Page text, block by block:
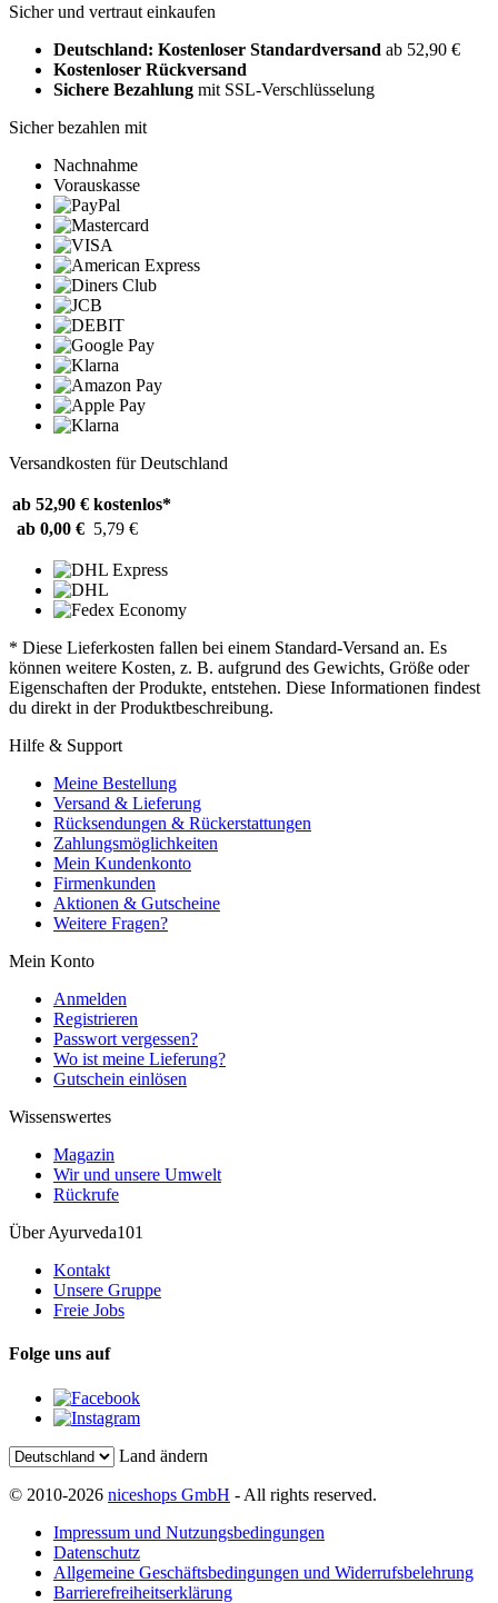
Sicher und vertraut einkaufen
Deutschland: Kostenloser Standardversand ab 52,90 €
Kostenloser Rückversand
Sichere Bezahlung mit SSL-Verschlüsselung
Sicher bezahlen mit
Nachnahme
Vorauskasse
Versandkosten für Deutschland
ab 52,90 € kostenlos*
ab 0,00 € 5,79 €
* Diese Lieferkosten fallen bei einem Standard-Versand an. Es
können weitere Kosten, z. B. aufgrund des Gewichts, Größe oder
Eigenschaften der Produkte, entstehen. Diese Informationen findest
du direkt in der Produktbeschreibung.
Hilfe & Support
Meine Bestellung
Versand & Lieferung
Rücksendungen & Rückerstattungen
Zahlungsmöglichkeiten
Mein Kundenkonto
Firmenkunden
Aktionen & Gutscheine
Weitere Fragen?
Mein Konto
Anmelden
Registrieren
Passwort vergessen?
Wo ist meine Lieferung?
Gutschein einlösen
Wissenswertes
Magazin
Wir und unsere Umwelt
Rückrufe
Über Ayurveda101
Kontakt
Unsere Gruppe
Freie Jobs
Folge uns auf
Land ändern
© 2010-2026 niceshops GmbH - All rights reserved.
Impressum und Nutzungsbedingungen
Datenschutz
Allgemeine Geschäftsbedingungen und Widerrufsbelehrung
Barrierefreiheitserklärung